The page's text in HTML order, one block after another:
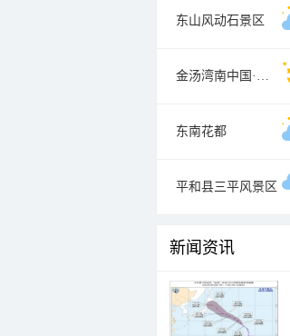
东山风动石景区
金汤湾南中国·海水温泉度假地
东南花都
平和县三平风景区
新闻资讯